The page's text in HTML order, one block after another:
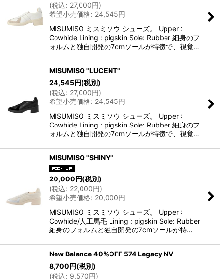
(税込: 27,000円)
希望小売価格: 24,545円
MISUMISO ミスミソウ シューズ。 Upper :
Cowhide Lining : pigskin Sole: Rubber 細身のフ
ォルムと独自開発の7cmソールが特徴で、視覚…
MISUMISO "LUCENT"
24,545円(税別)
(税込: 27,000円)
希望小売価格: 24,545円
MISUMISO ミスミソウ シューズ。 Upper :
Cowhide Lining : pigskin Sole: Rubber 細身のフ
ォルムと独自開発の7cmソールが特徴で、視覚…
MISUMISO "SHINY"
20,000円(税別)
(税込: 22,000円)
希望小売価格: 20,000円
MISUMISO ミスミソウ シューズ。 Upper :
Cowhide/人工馬毛 Lining : pigskin Sole: Rubber
細身のフォルムと独自開発の7cmソールが特…
New Balance 40%OFF 574 Legacy NV
8,700円(税別)
(税込: 9,570円)